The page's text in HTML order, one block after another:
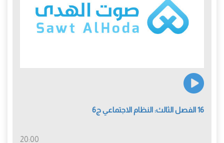
16 الفصل الثالث: النظام الاجتماعي ج6
20:00